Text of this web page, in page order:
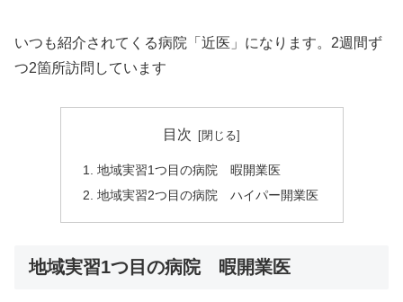
いつも紹介されてくる病院「近医」になります。2週間ず
つ2箇所訪問しています
目次
地域実習1つ目の病院 暇開業医
地域実習2つ目の病院 ハイパー開業医
地域実習1つ目の病院 暇開業医